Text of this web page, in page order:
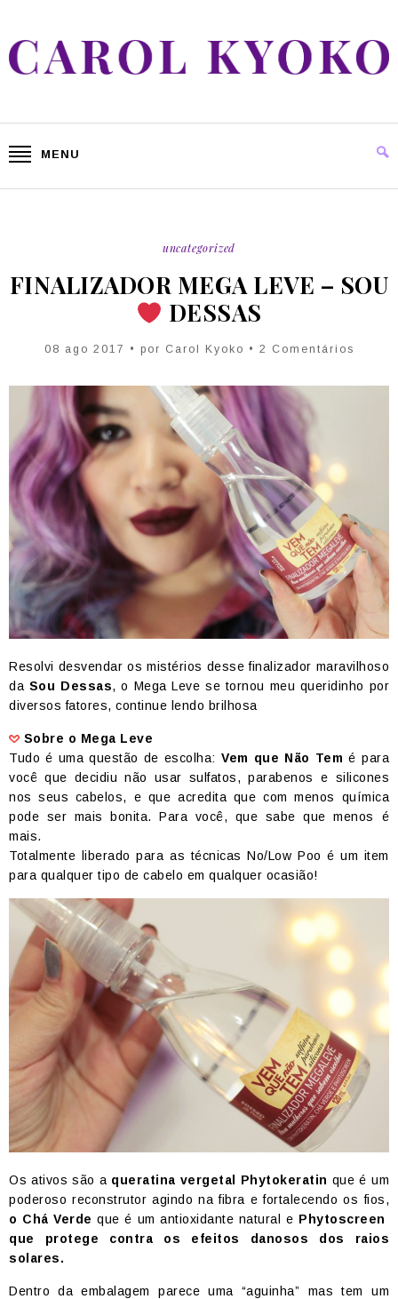
MENU
uncategorized
FINALIZADOR MEGA LEVE – SOU
DESSAS
08 ago 2017 • por Carol Kyoko • 2 Comentários
Resolvi desvendar os mistérios desse finalizador maravilhoso
da Sou Dessas, o Mega Leve se tornou meu queridinho por
diversos fatores, continue lendo brilhosa
Sobre o Mega Leve
Tudo é uma questão de escolha:Vem que Não Tem é para
você que decidiu não usar sulfatos, parabenos e silicones
nos seus cabelos, e que acredita que com menos química
pode ser mais bonita. Para você, que sabe que menos é
mais.
Totalmente liberado para as técnicas No/Low Poo é um item
para qualquer tipo de cabelo em qualquer ocasião!
Os ativos são a queratina vergetal Phytokeratin que é um
poderoso reconstrutor agindo na fibra e fortalecendo os fios,
o Chá Verde que é um antioxidante natural e Phytoscreen
que protege contra os efeitos danosos dos raios
solares.
Dentro da embalagem parece uma “aguinha” mas tem um